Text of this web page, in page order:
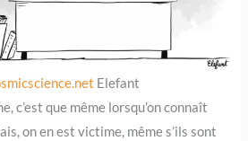
Elefant
c’est que même lorsqu’on connaît
on en est victime, même s’ils sont